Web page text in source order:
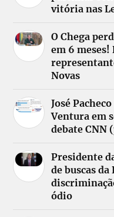
vitória nas
O Chega
em 6
Novas
José
Ventura em
debate CNN
Presidente
de buscas
ódio